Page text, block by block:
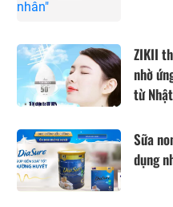
ZIKII
nhờ
từ
Sữa
dụng